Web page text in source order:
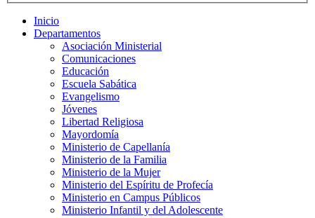
Inicio
Departamentos
Asociación Ministerial
Comunicaciones
Educación
Escuela Sabática
Evangelismo
Jóvenes
Libertad Religiosa
Mayordomía
Ministerio de Capellanía
Ministerio de la Familia
Ministerio de la Mujer
Ministerio del Espíritu de Profecía
Ministerio en Campus Públicos
Ministerio Infantil y del Adolescente